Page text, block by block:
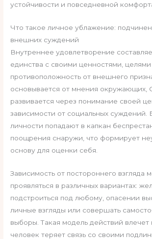
устойчивости и повседневной
Что такое личное ублажение:
внешних суждений
Внутреннее удовлетворение
единства с своими ценностями,
противоположность от внешнего
основывается от мнения окружающих,
развивается через понимание своей
зависимости от социальных суждений.
личности попадают в капкан
поощрения снаружи, что формирует
основу для оценки себя.
Зависимость от постороннего взгляда
проявляться в различных вариантах:
подстроиться под любому, опасении
личные взгляды или совершать
выборы. Такая модель действий влечет
человек теряет связь со своими